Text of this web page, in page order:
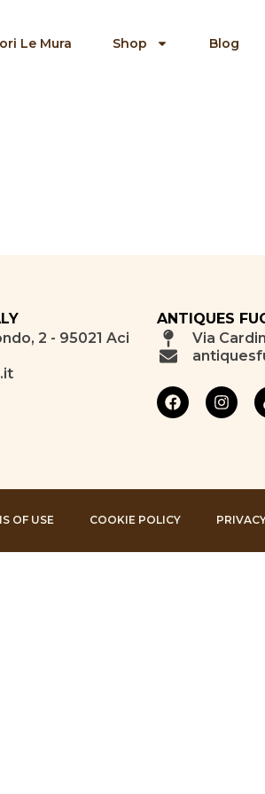
Le Mura Shop Blog
2 - 95021 Aci
ANTIQUES
Via
OF USE COOKIE POLICY